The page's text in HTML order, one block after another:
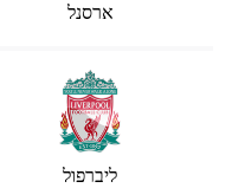
ארסנל
ליברפול